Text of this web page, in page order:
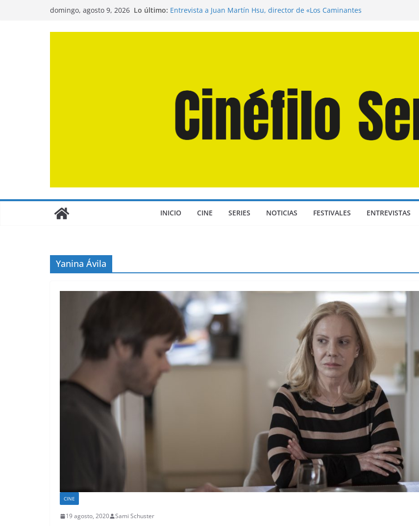
domingo, agosto 9, 2026 Lo último: Entrevista a Juan Martín Hsu, director de «Los Caminantes
INICIO CINE SERIES NOTICIAS FESTIVALES ENTREVISTAS
Yanina Ávila
CINE
19 agosto, 2020 Sami Schuster